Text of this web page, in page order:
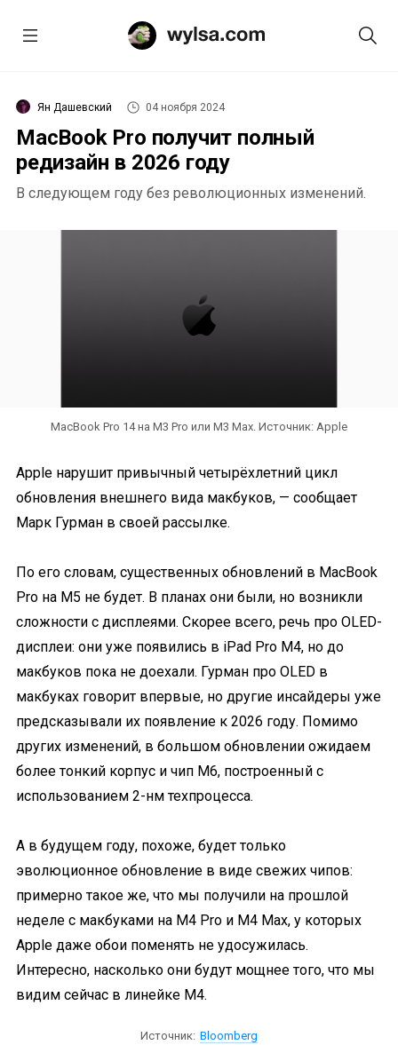
Ян Дашевский 04 ноября 2024
MacBook Pro получит полный
редизайн в 2026 году
В следующем году без революционных изменений.
MacBook Pro 14 на M3 Pro или M3 Max. Источник: Apple
Apple нарушит привычный четырёхлетний цикл
обновления внешнего вида макбуков, — сообщает
Марк Гурман в своей рассылке.
По его словам, существенных обновлений в MacBook
Pro на M5 не будет. В планах они были, но возникли
сложности с дисплеями. Скорее всего, речь про OLED-
дисплеи: они уже появились в iPad Pro M4, но до
макбуков пока не доехали. Гурман про OLED в
макбуках говорит впервые, но другие инсайдеры уже
предсказывали их появление к 2026 году. Помимо
других изменений, в большом обновлении ожидаем
более тонкий корпус и чип M6, построенный с
использованием 2-нм техпроцесса.
А в будущем году, похоже, будет только
эволюционное обновление в виде свежих чипов:
примерно такое же, что мы получили на прошлой
неделе с макбуками на M4 Pro и M4 Max, у которых
Apple даже обои поменять не удосужилась.
Интересно, насколько они будут мощнее того, что мы
видим сейчас в линейке M4.
Источник: Bloomberg